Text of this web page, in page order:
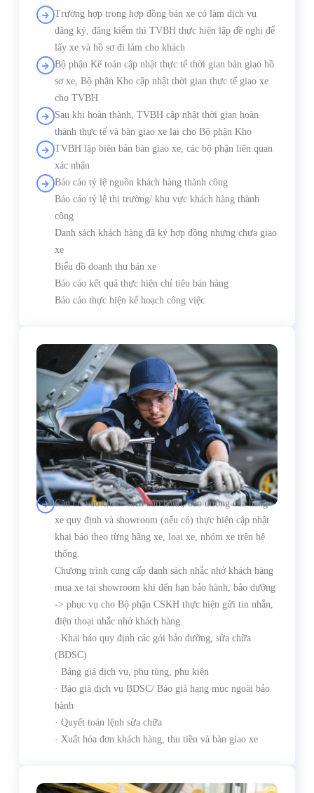
Trường hợp trong hợp đồng bán xe có làm dịch vụ
đăng ký, đăng kiểm thì TVBH thực hiện lập đề nghị để
lấy xe và hồ sơ đi làm cho khách
Bộ phận Kế toán cập nhật thực tế thời gian bàn giao hồ
sơ xe, Bộ phận Kho cập nhật thời gian thực tế giao xe
cho TVBH
Sau khi hoàn thành, TVBH cập nhật thời gian hoàn
thành thực tế và bàn giao xe lại cho Bộ phận Kho
TVBH lập biên bản bàn giao xe, các bộ phận liên quan
xác nhận
Báo cáo tỷ lệ nguồn khách hàng thành công
Báo cáo tỷ lệ thị trường/ khu vực khách hàng thành
công
Danh sách khách hàng đã ký hợp đồng nhưng chưa giao
xe
Biểu đồ doanh thu bán xe
Báo cáo kết quả thực hiện chỉ tiêu bán hàng
Báo cáo thực hiện kế hoạch công việc
Căn cứ vào chính sách bảo hành, bảo dưỡng của hãng
xe quy định và showroom (nếu có) thực hiện cập nhật
khai báo theo từng hãng xe, loại xe, nhóm xe trên hệ
thống.
Chương trình cung cấp danh sách nhắc nhở khách hàng
mua xe tại showroom khi đến hạn bảo hành, bảo dưỡng
-> phục vụ cho Bộ phận CSKH thực hiện gửi tin nhắn,
điện thoại nhắc nhở khách hàng.
· Khai báo quy định các gói bảo dưỡng, sửa chữa
(BDSC)
· Bảng giá dịch vụ, phụ tùng, phụ kiện
· Báo giá dịch vụ BDSC/ Báo giá hạng mục ngoài bảo
hành
· Quyết toán lệnh sửa chữa
· Xuất hóa đơn khách hàng, thu tiền và bàn giao xe